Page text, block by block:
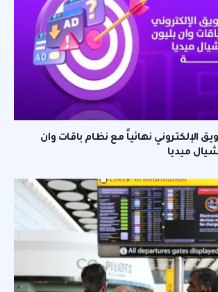
الإلكتروني نهائياً مع نظام باقات وان
ميديا